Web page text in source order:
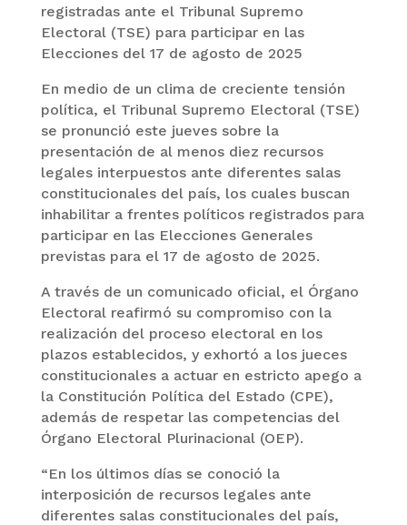
registradas ante el Tribunal Supremo
Electoral (TSE) para participar en las
Elecciones del 17 de agosto de 2025
En medio de un clima de creciente tensión
política, el Tribunal Supremo Electoral (TSE)
se pronunció este jueves sobre la
presentación de al menos diez recursos
legales interpuestos ante diferentes salas
constitucionales del país, los cuales buscan
inhabilitar a frentes políticos registrados para
participar en las Elecciones Generales
previstas para el 17 de agosto de 2025.
A través de un comunicado oficial, el Órgano
Electoral reafirmó su compromiso con la
realización del proceso electoral en los
plazos establecidos, y exhortó a los jueces
constitucionales a actuar en estricto apego a
la Constitución Política del Estado (CPE),
además de respetar las competencias del
Órgano Electoral Plurinacional (OEP).
“En los últimos días se conoció la
interposición de recursos legales ante
diferentes salas constitucionales del país,